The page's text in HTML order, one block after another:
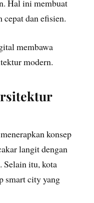
Hal ini membuat
cepat dan efisien.
membawa
modern.
konsep
langit dengan
Selain itu, kota
smart city yang